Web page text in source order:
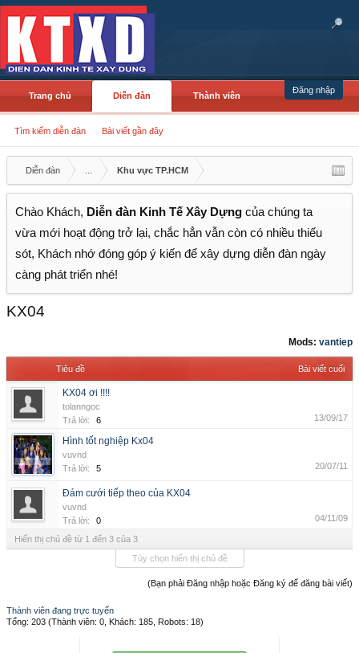
Đăng nhập
Trang chủ Diễn đàn
Tìm kiếm diễn đàn Bài viết gần đây
Thành viên
Diễn đàn Khu vực TP.HCM
Chào Khách, Diễn đàn Kinh Tế Xây Dựng của chúng ta
vừa mới hoạt động trở lại, chắc hẳn vẫn còn có nhiều thiếu
sót, Khách nhớ đóng góp ý kiến để xây dựng diễn đàn ngày
càng phát triển nhé!
KX04
Mods: vantiep
Tiêu đề Bài viết cuối
KX04 ơi !!!!
tolanngoc
Trả lời:
6 13/09/17
Hình tốt nghiệp Kx04
vuvnd
Trả lời:
5 20/07/11
Đám cưới tiếp theo của KX04
vuvnd
Trả lời:
0 04/11/09
Hiển thị chủ đề từ 1 đến 3 của 3
Tùy chọn hiển thị chủ đề
(Bạn phải Đăng nhập hoặc Đăng ký để đăng bài viết)
Thành viên đang trực tuyến
Tổng: 203 (Thành viên: 0, Khách: 185, Robots: 18)